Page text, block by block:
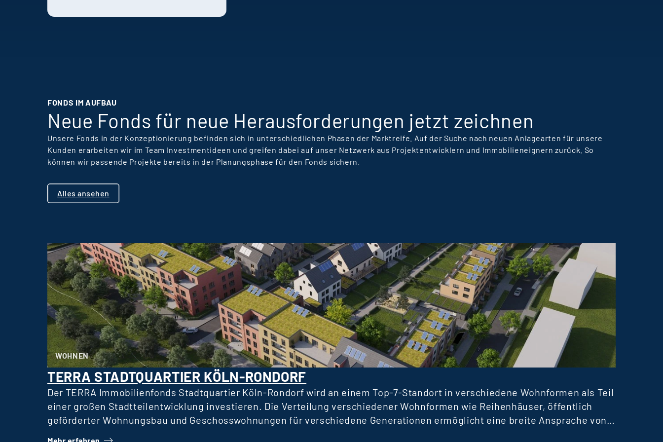
als sie es anderswo
Unternehmen
zusammenwirken.
FONDS IM AUFBAU
Neue Fonds für neue Herausforderungen jetzt zeichnen
Unsere Fonds in der Konzeptionierung befinden sich in unterschiedlichen Phasen der Marktreife. Auf der Suche nach neuen Anlagearten für unsere
Kunden erarbeiten wir im Team Investmentideen und greifen dabei auf unser Netzwerk aus Projektentwicklern und Immobilieneignern zurück. So
können wir passende Projekte bereits in der Planungsphase für den Fonds sichern.
Alles ansehen
WOHNEN
TERRA STADTQUARTIER KÖLN-RONDORF
Der TERRA Immobilienfonds Stadtquartier Köln-Rondorf wird an einem Top-7-Standort in verschiedene Wohnformen als Teil
einer großen Stadtteilentwicklung investieren. Die Verteilung verschiedener Wohnformen wie Reihenhäuser, öffentlich
geförderter Wohnungsbau und Geschosswohnungen für verschiedene Generationen ermöglicht eine breite Ansprache von
Mehr erfahren